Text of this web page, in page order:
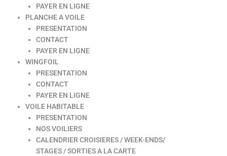
PAYER EN LIGNE
PLANCHE A VOILE
PRESENTATION
CONTACT
PAYER EN LIGNE
WINGFOIL
PRESENTATION
CONTACT
PAYER EN LIGNE
VOILE HABITABLE
PRESENTATION
NOS VOILIERS
CALENDRIER CROISIERES / WEEK-ENDS/
STAGES / SORTIES A LA CARTE